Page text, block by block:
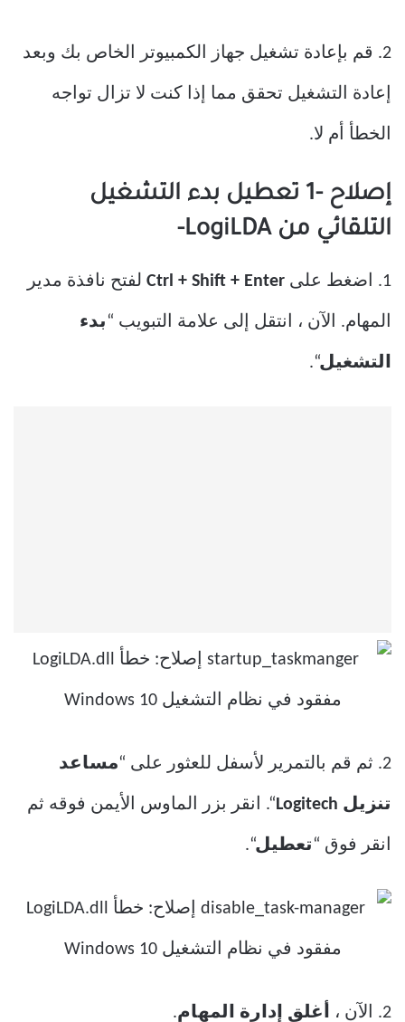
2. قم بإعادة تشغيل جهاز الكمبيوتر الخاص بك وبعد
إعادة التشغيل تحقق مما إذا كنت لا تزال تواجه
الخطأ أم لا.
إصلاح -1 تعطيل بدء التشغيل
التلقائي من LogiLDA-
1. اضغط على Ctrl + Shift + Enter لفتح نافذة مدير
المهام. الآن ، انتقل إلى علامة التبويب “ بدء
التشغيل“.
2. ثم قم بالتمرير لأسفل للعثور على “ مساعد
تنزيل Logitech “. انقر بزر الماوس الأيمن فوقه ثم
انقر فوق “ تعطيل“.
2. الآن ، أغلق إدارة المهام.